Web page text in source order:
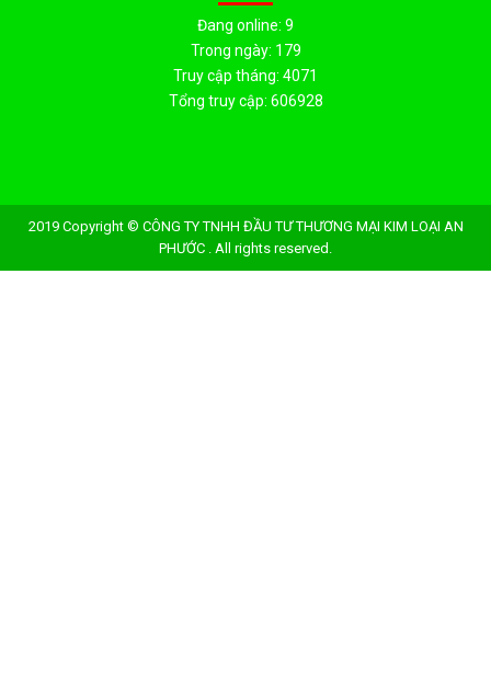
Đang online: 9
Trong ngày: 179
Truy cập tháng: 4071
Tổng truy cập: 606928
2019 Copyright © CÔNG TY TNHH ĐẦU TƯ THƯƠNG MẠI KIM LOẠI AN
PHƯỚC . All rights reserved.